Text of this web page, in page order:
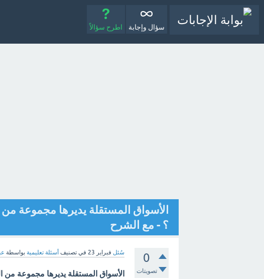
سؤال وإجابة اطرح سؤالاً
الأسواق المستقلة يديرها مجموعة
؟ - مع الشرح
0
تصويتات
سُئل فبراير 23 في تصنيف أسئلة تعليمية بواسطة
الأسواق المستقلة يديرها مجموعة